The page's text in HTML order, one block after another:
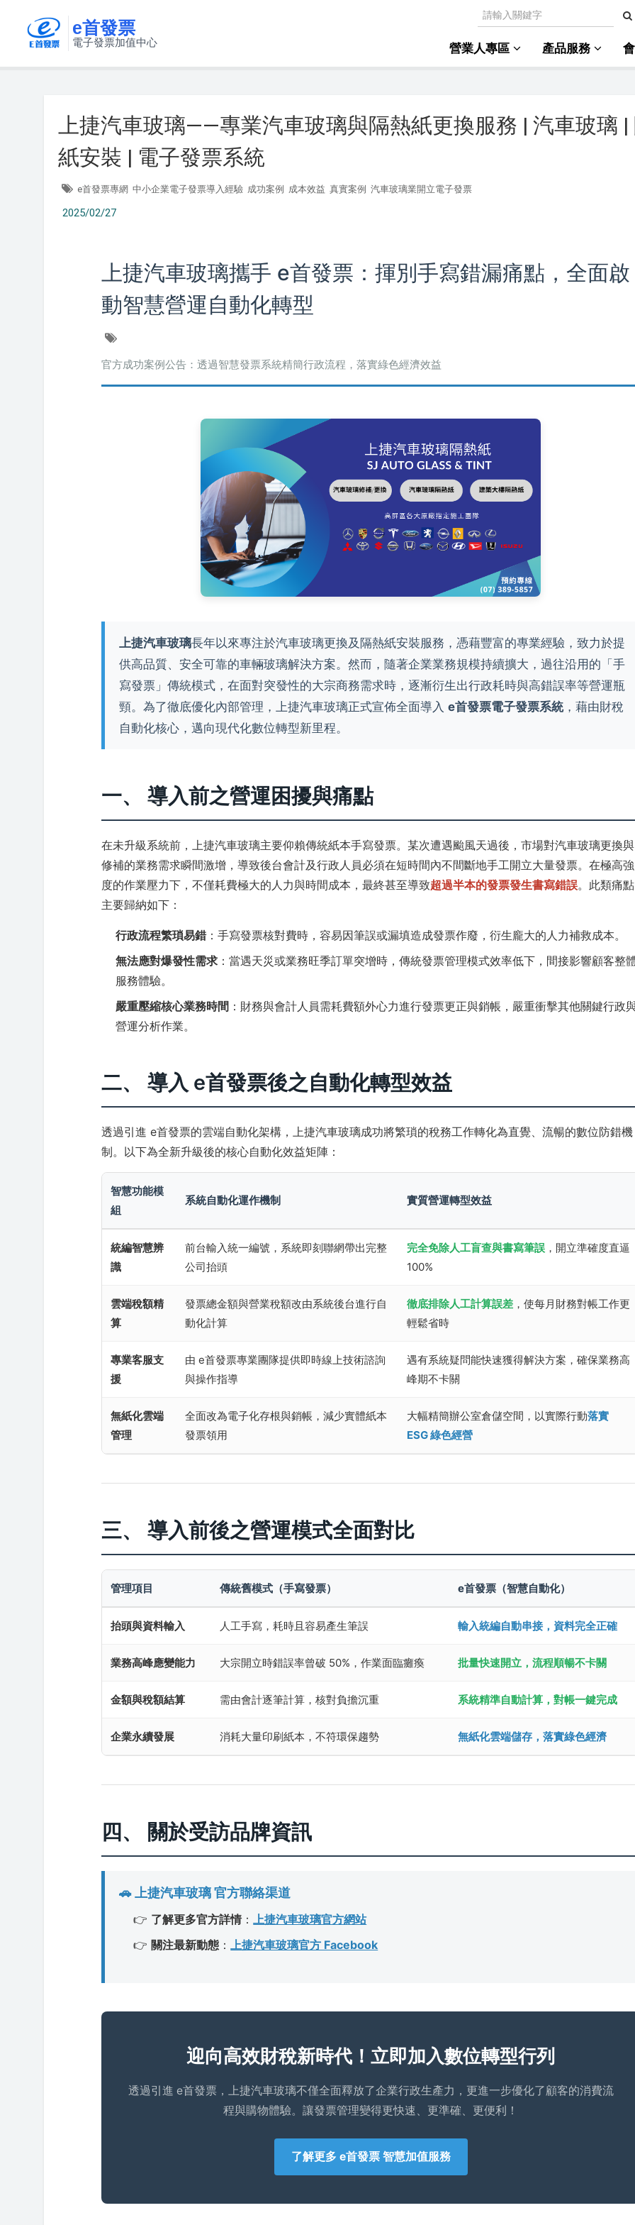
e首發票
電子發票加值中心 營業人專區 產品服務
上捷汽車玻璃——專業汽車玻璃與隔熱紙更換服務 | 汽車玻璃 |
紙安裝 | 電子發票系統
e首發票專網 中小企業電子發票導入經驗 成功案例 成本效益 真實案例 汽車玻璃業開立電子發票
2025/02/27
上捷汽車玻璃攜手 e首發票：揮別手寫錯漏痛點，全面啟
動智慧營運自動化轉型
官方成功案例公告：透過智慧發票系統精簡行政流程，落實綠色經濟效益
上捷汽車玻璃長年以來專注於汽車玻璃更換及隔熱紙安裝服務，憑藉豐富的專業經驗，致力於提
供高品質、安全可靠的車輛玻璃解決方案。然而，隨著企業業務規模持續擴大，過往沿用的「手
寫發票」傳統模式，在面對突發性的大宗商務需求時，逐漸衍生出行政耗時與高錯誤率等營運瓶
頸。為了徹底優化內部管理，上捷汽車玻璃正式宣佈全面導入e首發票電子發票系統，藉由財稅
自動化核心，邁向現代化數位轉型新里程。
一、 導入前之營運困擾與痛點
在未升級系統前，上捷汽車玻璃主要仰賴傳統紙本手寫發票。某次遭遇颱風天過後，市場對汽車玻璃更換與
修補的業務需求瞬間激增，導致後台會計及行政人員必須在短時間內不間斷地手工開立大量發票。在極高強
度的作業壓力下，不僅耗費極大的人力與時間成本，最終甚至導致超過半本的發票發生書寫錯誤。此類痛點
主要歸納如下：
行政流程繁瑣易錯：手寫發票核對費時，容易因筆誤或漏填造成發票作廢，衍生龐大的人力補救成本。
無法應對爆發性需求 ：當遇天災或業務旺季訂單突增時，傳統發票管理模式效率低下，間接影響顧客整
服務體驗。
嚴重壓縮核心業務時間 ：財務與會計人員需耗費額外心力進行發票更正與銷帳，嚴重衝擊其他關鍵行政
營運分析作業。
二、 導入 e首發票後之自動化轉型效益
透過引進 e首發票的雲端自動化架構，上捷汽車玻璃成功將繁瑣的稅務工作轉化為直覺、流暢的數位防錯機
制。以下為全新升級後的核心自動化效益矩陣：
智慧功能模
組
系統自動化運作機制 實質營運轉型效益
統編智慧辨
識
前台輸入統一編號，系統即刻聯網帶出完整
公司抬頭
完全免除人工盲查與書寫筆誤 ，開立準確度直逼
100%
雲端稅額精
算
發票總金額與營業稅額改由系統後台進行自
動化計算
徹底排除人工計算誤差 ，使每月財務對帳工作更
輕鬆省時
專業客服支
援
由 e首發票專業團隊提供即時線上技術諮詢
與操作指導
遇有系統疑問能快速獲得解決方案，確保業務高
峰期不卡關
無紙化雲端
管理
全面改為電子化存根與銷帳，減少實體紙本
發票領用
大幅精簡辦公室倉儲空間，以實際行動落實
ESG 綠色經營
三、 導入前後之營運模式全面對比
管理項目 傳統舊模式（手寫發票） e首發票（智慧自動化）
抬頭與資料輸入 人工手寫，耗時且容易產生筆誤 輸入統編自動串接，資料完全正確
業務高峰應變能力 大宗開立時錯誤率曾破 50%，作業面臨癱瘓 批量快速開立，流程順暢不卡關
金額與稅額結算 需由會計逐筆計算，核對負擔沉重 系統精準自動計算，對帳一鍵完成
企業永續發展 消耗大量印刷紙本，不符環保趨勢 無紙化雲端儲存，落實綠色經濟
四、 關於受訪品牌資訊
🚗 上捷汽車玻璃 官方聯絡渠道
👉 了解更多官方詳情：上捷汽車玻璃官方網站
👉 關注最新動態 ：上捷汽車玻璃官方 Facebook
迎向高效財稅新時代！立即加入數位轉型行列
透過引進 e首發票，上捷汽車玻璃不僅全面釋放了企業行政生產力，更進一步優化了顧客的消費流
程與購物體驗。讓發票管理變得更快速、更準確、更便利！
了解更多 e首發票 智慧加值服務